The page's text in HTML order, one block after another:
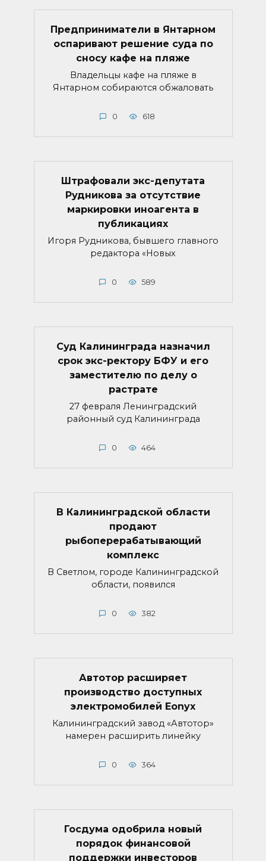
Предприниматели в Янтарном
оспаривают решение суда по
сносу кафе на пляже
Владельцы кафе на пляже в
Янтарном собираются обжаловать
0 618
Штрафовали экс-депутата
Рудникова за отсутствие
маркировки иноагента в
публикациях
Игоря Рудникова, бывшего главного
редактора «Новых
0 589
Суд Калининграда назначил
срок экс-ректору БФУ и его
заместителю по делу о
растрате
27 февраля Ленинградский
районный суд Калининграда
0 464
В Калининградской области
продают
рыбоперерабатывающий
комплекс
В Светлом, городе Калининградской
области, появился
0 382
Автотор расширяет
производство доступных
электромобилей Eonyx
Калининградский завод «Автотор»
намерен расширить линейку
0 364
Госдума одобрила новый
порядок финансовой
поддержки инвесторов